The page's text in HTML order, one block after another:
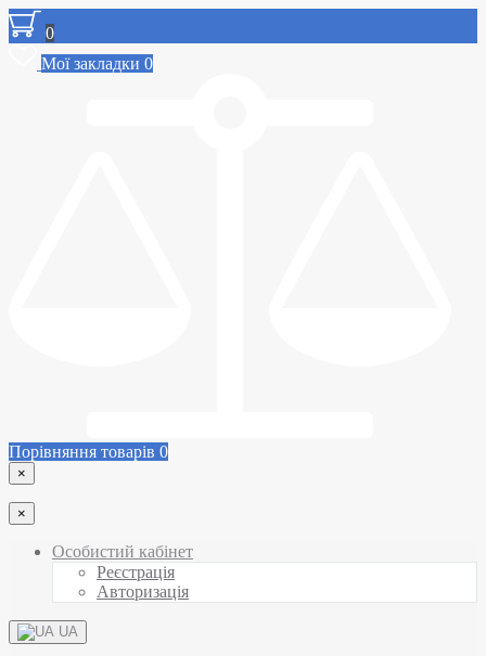
0
Мої закладки 0
Порівняння товарів 0
×
×
Особистий кабінет
Реєстрація
Авторизація
UA